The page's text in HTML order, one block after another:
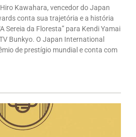
Kawahara, vencedor do Japan
conta sua trajetória e a história
Sereia da Floresta” para Kendi Yamai
Bunkyo. O Japan International
de prestígio mundial e conta com